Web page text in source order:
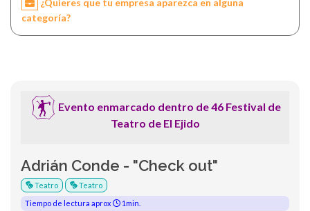
categoría?
Evento enmarcado dentro de 46 Festival de
Teatro de El Ejido
Adrián Conde - "Check out"
Teatro
Teatro
Tiempo de lectura aprox
1min.